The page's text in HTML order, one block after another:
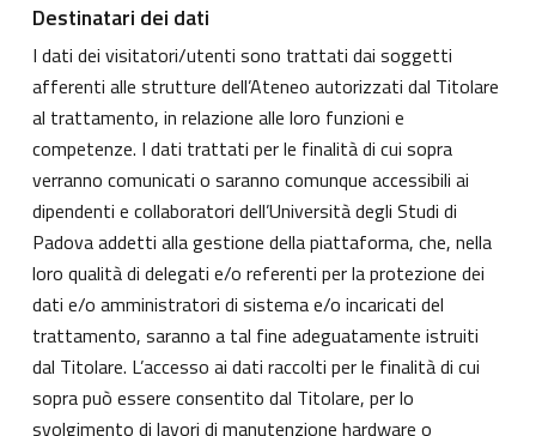
Destinatari dei dati
I dati dei visitatori/utenti sono trattati dai soggetti
afferenti alle strutture dell’Ateneo autorizzati dal Titolare
al trattamento, in relazione alle loro funzioni e
competenze. I dati trattati per le finalità di cui sopra
verranno comunicati o saranno comunque accessibili ai
dipendenti e collaboratori dell’Università degli Studi di
Padova addetti alla gestione della piattaforma, che, nella
loro qualità di delegati e/o referenti per la protezione dei
dati e/o amministratori di sistema e/o incaricati del
trattamento, saranno a tal fine adeguatamente istruiti
dal Titolare. L’accesso ai dati raccolti per le finalità di cui
sopra può essere consentito dal Titolare, per lo
svolgimento di lavori di manutenzione hardware o